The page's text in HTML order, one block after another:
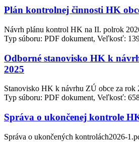
Plán kontrolnej činnosti HK
Návrh plánu kontrol HK na II. polrok
Typ súboru: PDF dokument, Veľkosť:
Odborné stanovisko HK k
2025
Stanovisko HK k návrhu ZÚ obce za rok
Typ súboru: PDF dokument, Veľkosť:
Správa o ukončenej kontrole
Správa o ukončených kontrolách2026-